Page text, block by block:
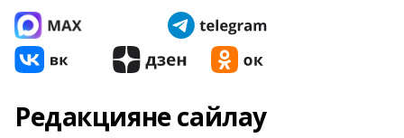
Редакцияне сайлау